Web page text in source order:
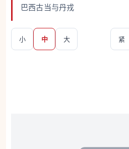
巴西古当与丹戎
小 中 大 紧